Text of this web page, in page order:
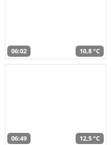
06:02 10,8 °C
06:49 12,5 °C